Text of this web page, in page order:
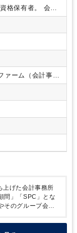
男女比9：7、 80
体制を取っており
携し、国際会計
くスタッフからの
す。
～18:00）の制度
茶など5～6種類
格保有者。
会計
【歓迎】・税理
ている方。
ァーム（会計事務
上げた会計事務所
問」「SPC」とな
そのグループ会社
や紹介のみでクラ